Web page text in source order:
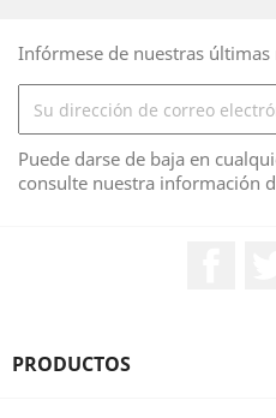
Infórmese de nuestras
Puede darse de baja en
consulte nuestra información
PRODUCTOS